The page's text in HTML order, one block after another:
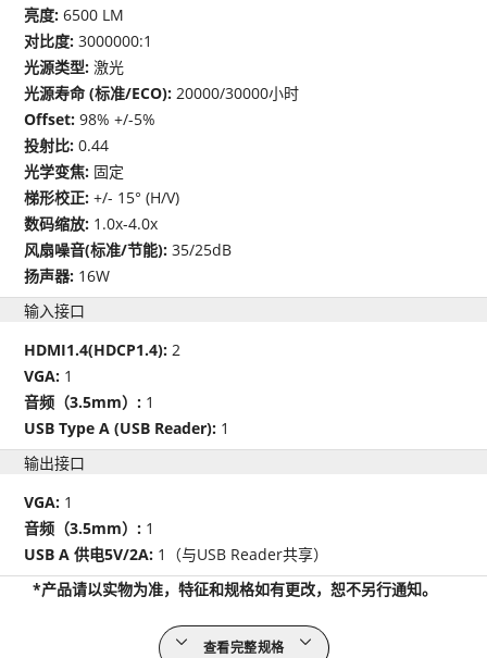
亮度:6500 LM
对比度:3000000:1
光源类型:激光
光源寿命 (标准/ECO): 20000/30000小时
Offset:98% +/-5%
投射比:0.44
光学变焦: 固定
梯形校正:+/- 15° (H/V)
数码缩放: 1.0x-4.0x
风扇噪音(标准/节能):35/25dB
扬声器: 16W
输入接口
HDMI1.4(HDCP1.4): 2
VGA: 1
音频（3.5mm）: 1
USB Type A (USB Reader): 1
输出接口
VGA: 1
音频（3.5mm）: 1
USB A 供电5V/2A: 1（与USB Reader共享）
*产品请以实物为准，特征和规格如有更改，恕不另行通知。
查看完整规格